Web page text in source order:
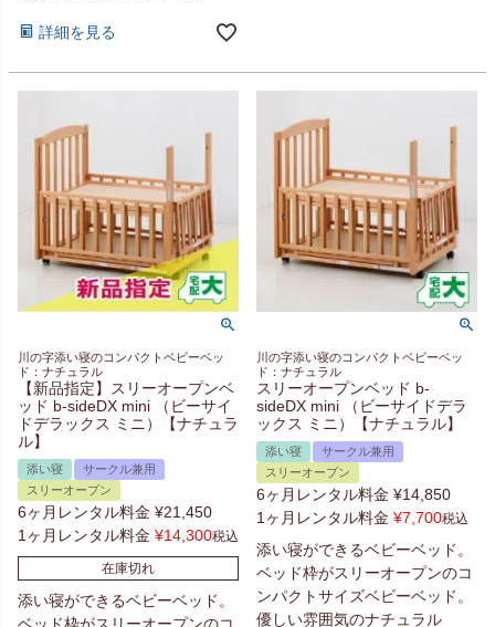
詳細を見る
川の字添い寝のコンパクトベビーベッ
ド：ナチュラル
【新品指定】スリーオープンベ
ッド b-sideDX mini （ビーサイ
ドデラックス ミニ）【ナチュラ
ル】
添い寝
サークル兼用
スリーオープン
6ヶ月レンタル料金 ¥21,450
1ヶ月レンタル料金 ¥14,300税込
在庫切れ
添い寝ができるベビーベッド。
ベッド枠がスリーオープンのコ
川の字添い寝のコンパクトベビーベッ
ド：ナチュラル
スリーオープンベッド b-
sideDX mini （ビーサイドデラ
ックス ミニ）【ナチュラル】
添い寝
サークル兼用
スリーオープン
6ヶ月レンタル料金 ¥14,850
1ヶ月レンタル料金 ¥7,700税込
添い寝ができるベビーベッド。
ベッド枠がスリーオープンのコ
ンパクトサイズベビーベッド。
優しい雰囲気のナチュラル